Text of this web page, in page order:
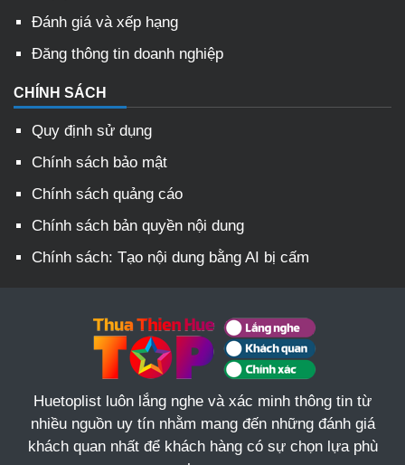
Đánh giá và xếp hạng
Đăng thông tin doanh nghiệp
CHÍNH SÁCH
Quy định sử dụng
Chính sách bảo mật
Chính sách quảng cáo
Chính sách bản quyền nội dung
Chính sách: Tạo nội dung bằng AI bị cấm
Huetoplist luôn lắng nghe và xác minh thông tin từ
nhiều nguồn uy tín nhằm mang đến những đánh giá
khách quan nhất để khách hàng có sự chọn lựa phù